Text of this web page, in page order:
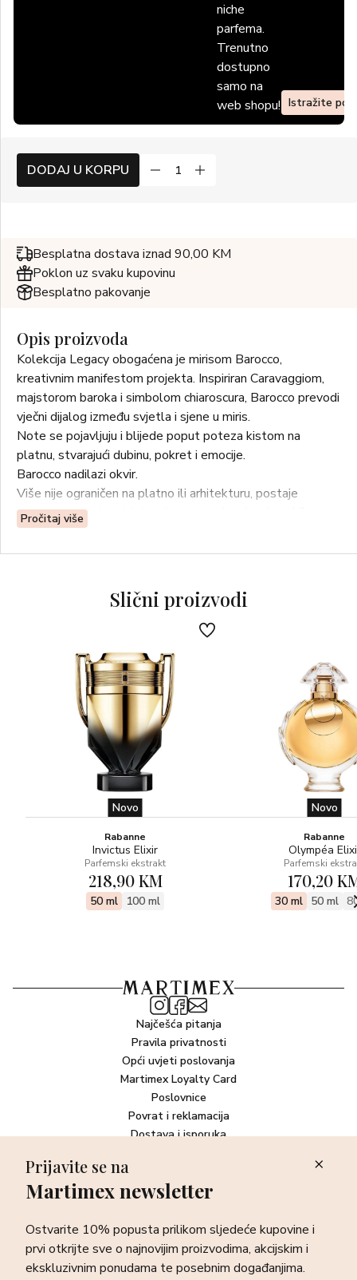
niche
parfema.
Trenutno
dostupno
samo na
web shopu! Istražite
DODAJ U KORPU
Besplatna dostava iznad 90,00 KM
Poklon uz svaku kupovinu
Besplatno pakovanje
Opis proizvoda
Kolekcija Legacy obogaćena je mirisom Barocco,
kreativnim manifestom projekta. Inspiriran Caravaggiom,
majstorom baroka i simbolom chiaroscura, Barocco prevodi
vječni dijalog između svjetla i sjene u miris.
Note se pojavljuju i blijede poput poteza kistom na
platnu, stvarajući dubinu, pokret i emocije.
Barocco nadilazi okvir.
Više nije ograničen na platno ili arhitekturu, postaje
senzorna prisutnost intenzivna, emocionalna, kazališna.
Mirisno umjetničko djelo koje živi izvan okvira.
Pročitaj više
Slični proizvodi
Novo
Rabanne
Invictus Elixir
Parfemski ekstrakt
218,90 KM
50 ml 100 ml
Novo
Rabanne
Olympéa
Parfemski
170,20
30 ml 50 ml
Najčešća pitanja
Pravila privatnosti
Opći uvjeti poslovanja
Martimex Loyalty Card
Poslovnice
Povrat i reklamacija
Dostava i isporuka
Newsletter
sve o najnovijim proizvodima, akcijskim i ekskluzivnim
ponudama te posebnim događanjima.
Prijava
Prijavite se na
Martimex newsletter
Ostvarite 10% popusta prilikom sljedeće kupovine i
prvi otkrijte sve o najnovijim proizvodima, akcijskim i
ekskluzivnim ponudama te posebnim događanjima.